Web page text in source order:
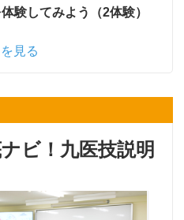
験してみよう（2体験）
見る
ビ！九医技説明